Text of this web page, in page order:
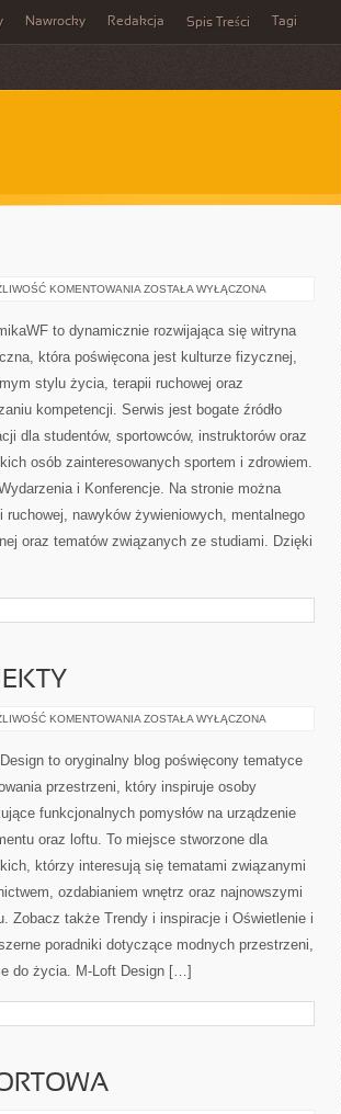
Nawrocky Redakcja Spis Treści Tagi
KOMENTOWANIA TRENING
ZOSTAŁA WYŁĄCZONA
to dynamicznie rozwijająca się witryna
która poświęcona jest kulturze fizycznej,
stylu życia, terapii ruchowej oraz
kompetencji. Serwis jest bogate źródło
dla studentów, sportowców, instruktorów oraz
osób zainteresowanych sportem i zdrowiem.
i Konferencje. Na stronie można
nawyków żywieniowych, mentalnego
oraz tematów związanych ze studiami. Dzięki
KOMENTOWANIA DIY
PROJEKTY
ZOSTAŁA WYŁĄCZONA
to oryginalny blog poświęcony tematyce
przestrzeni, który inspiruje osoby
funkcjonalnych pomysłów na urządzenie
oraz loftu. To miejsce stworzone dla
którzy interesują się tematami związanymi
ozdabianiem wnętrz oraz najnowszymi
Zobacz także Trendy i inspiracje i Oświetlenie i
poradniki dotyczące modnych przestrzeni,
do życia. M-Loft Design […]